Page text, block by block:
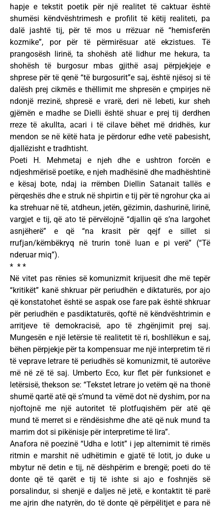
hapje e tekstit poetik për një realitet të caktuar është
shumësi këndvështrimesh e profilit të këtij realiteti, pa
dalë jashtë tij, për të mos u rrëzuar në “hemisferën
kozmike”, por për të përmirësuar atë ekzistues. Të
prangosësh lirinë, ta shohësh atë lidhur me hekura, ta
shohësh të burgosur mbas gjithë asaj përpjekjeje e
shprese për të qenë “të burgosurit”e saj, është njësoj si të
dalësh prej cikmës e thëllimit me shpresën e çmpirjes në
ndonjë rrezinë, shpresë e vrarë, deri në lebeti, kur sheh
gjëmën e madhe se Dielli është shuar e prej tij derdhen
rreze të akullta, acari i të cilave bëhet më dridhës, kur
mendon se në këtë hata je përdorur edhe vetë pabesisht,
djallëzisht e tradhtisht.
Poeti H. Mehmetaj e njeh dhe e ushtron forcën e
ndjeshmërisë poetike, e njeh madhësinë dhe madhështinë
e kësaj bote, ndaj ia rrëmben Diellin Satanait tallës e
përqeshës dhe e struk në shpirtin e tij për të ngrohur çka ai
ka strehuar në të, atdheun, jetën, gëzimin, dashurinë, lirinë,
vargjet e tij, që ato të përvëlojnë “djallin që s’na largohet
asnjëherë” e që “na krasit për qejf e sillet si
rrufjan/këmbëkryq në trurin tonë luan e pi verë” (“Të
nderuar miq”).
* * *
Në vitet pas rënies së komunizmit krijuesit dhe më tepër
“kritikët” kanë shkruar për periudhën e diktaturës, por ajo
që konstatohet është se aspak ose fare pak është shkruar
për periudhën e pasdiktaturës, qoftë në këndvështrimin e
arritjeve të demokracisë, apo të zhgënjimit prej saj.
Mungesën e një letërsie të realitetit të ri, boshllëkun e saj,
bëhen përpjekje për ta kompensuar me një interpretim të ri
të veprave letrare të periudhës së komunizmit, të autorëve
më në zë të saj. Umberto Eco, kur flet për funksionet e
letërsisë, thekson se: “Tekstet letrare jo vetëm që na thonë
shumë qartë atë që s’mund ta vëmë dot në dyshim, por na
njoftojnë me një autoritet të plotfuqishëm për atë që
mund të merret si e rëndësishme dhe atë që nuk mund ta
marrim dot si pikënisje për interpretime të lira”.
Anafora në poezinë “Udha e lotit” i jep alternimit të rimës
ritmin e marshit në udhëtimin e gjatë të lotit, jo duke u
mbytur në detin e tij, në dëshpërim e brengë; poeti do të
donte që të qarët e tij të ishte si ajo e foshnjës së
porsalindur, si shenjë e daljes në jetë, e kontaktit të parë
me ajrin dhe natyrën, do të donte që përpëlitjet e para në